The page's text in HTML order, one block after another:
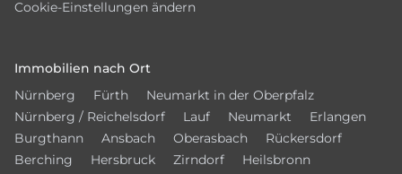
Cookie-Einstellungen ändern
Immobilien nach Ort
Nürnberg
Fürth
Neumarkt in der Oberpfalz
Nürnberg / Reichelsdorf
Lauf Neumarkt
Erlangen
Burgthann
Ansbach Oberasbach
Rückersdorf
Berching
Hersbruck Zirndorf
Heilsbronn